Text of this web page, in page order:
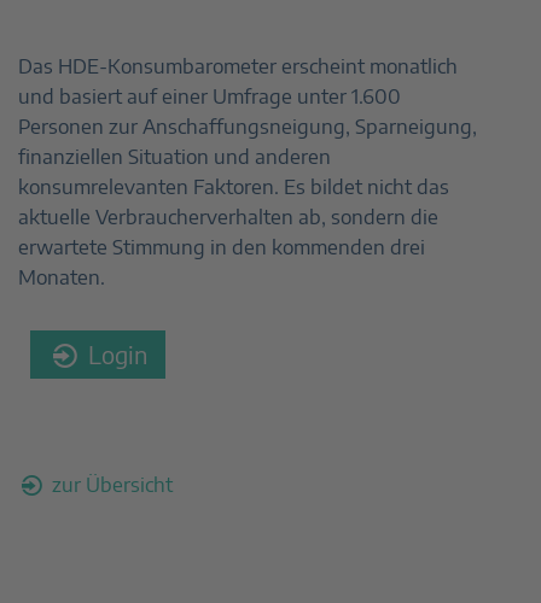
Das HDE-Konsumbarometer erscheint monatlich
und basiert auf einer Umfrage unter 1.600
Personen zur Anschaffungsneigung, Sparneigung,
finanziellen Situation und anderen
konsumrelevanten Faktoren. Es bildet nicht das
aktuelle Verbraucherverhalten ab, sondern die
erwartete Stimmung in den kommenden drei
Monaten.
Login
zur Übersicht